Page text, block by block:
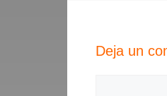
Deja un